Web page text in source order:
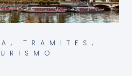
, TRAMITES ,